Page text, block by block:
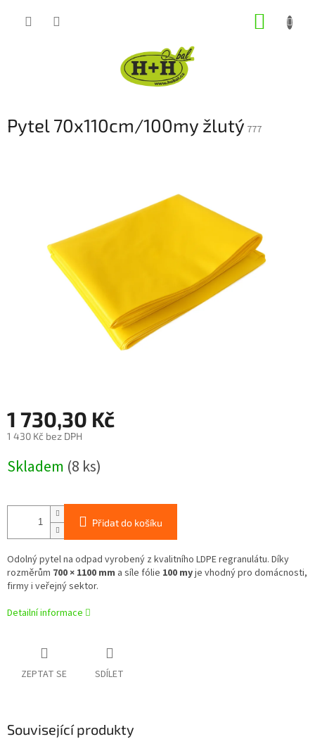
Pytel 70x110cm/100my žlutý 777
1 730,30 Kč
1 430 Kč bez DPH
cena:
Skladem (8 ks)
Přidat do košíku
Odolný pytel na odpad vyrobený z kvalitního LDPE regranulátu. Díky
rozměrům 700 × 1100 mm a síle fólie 100 myje vhodný pro domácnosti,
firmy i veřejný sektor.
Detailní informace
ZEPTAT SE SDÍLET
Související produkty